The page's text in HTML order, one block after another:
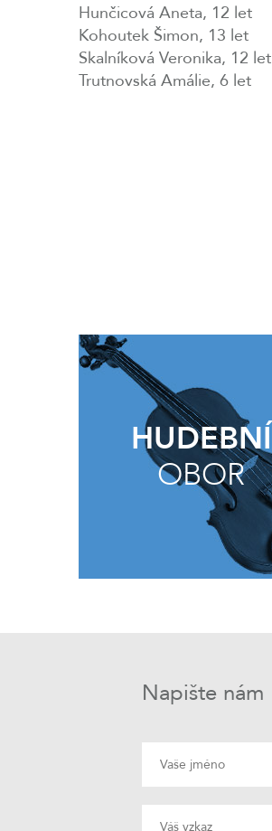
Hunčicová Aneta, 12 let
Kohoutek Šimon, 13 let
Skalníková Veronika, 12 let
Trutnovská Amálie, 6 let
HUDEBNÍ
OBOR
Napište nám